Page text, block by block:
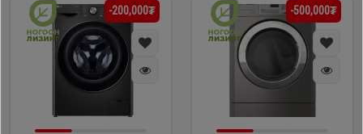
-200,000₮ -500,000₮